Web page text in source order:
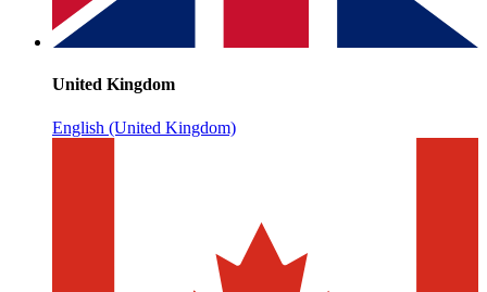
United Kingdom
English (United Kingdom)